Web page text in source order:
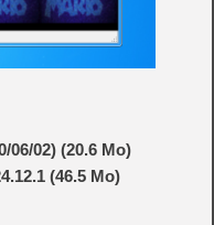
06/02) (20.6 Mo)
(46.5 Mo)